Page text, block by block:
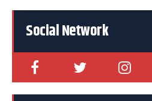
Social Network